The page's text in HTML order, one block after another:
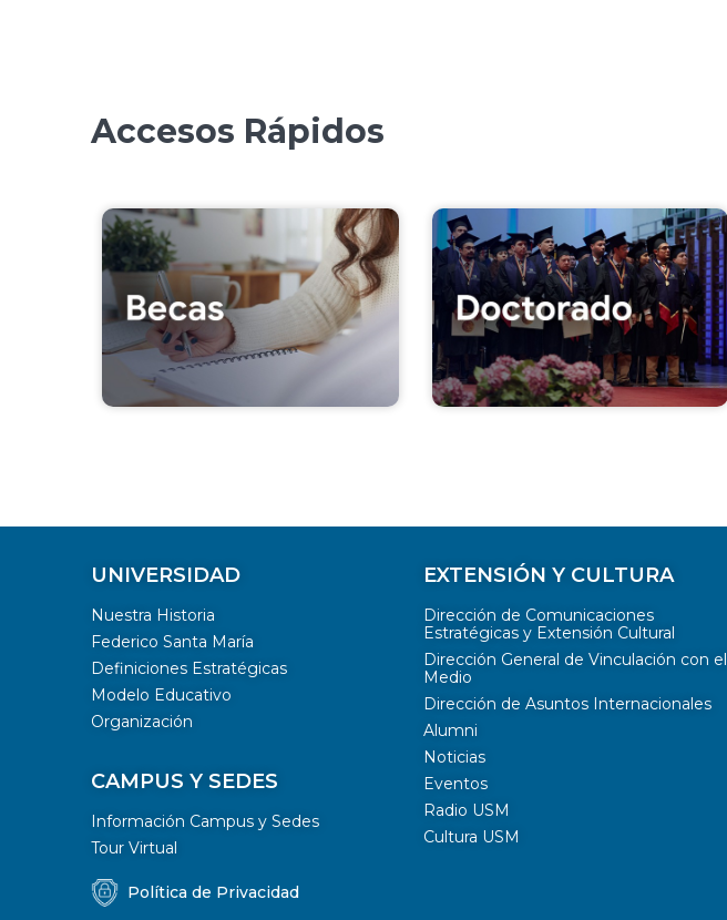
Accesos Rápidos
UNIVERSIDAD
Nuestra Historia
Federico Santa María
Definiciones Estratégicas
Modelo Educativo
Organización
CAMPUS Y SEDES
Información Campus y Sedes
Tour Virtual
EXTENSIÓN Y CULTURA
Dirección de Comunicaciones
Estratégicas y Extensión Cultural
Dirección General de Vinculación con el
Medio
Dirección de Asuntos Internacionales
Alumni
Noticias
Eventos
Radio USM
Cultura USM
Política de Privacidad